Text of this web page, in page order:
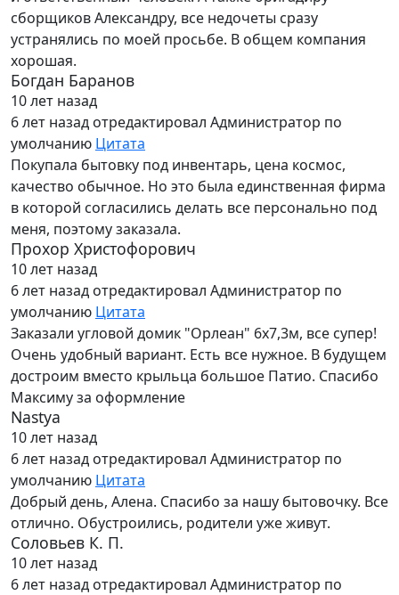
сборщиков Александру, все недочеты сразу
устранялись по моей просьбе. В общем компания
хорошая.
Богдан Баранов
10 лет назад
6 лет назад отредактировал Администратор по
умолчанию Цитата
Покупала бытовку под инвентарь, цена космос,
качество обычное. Но это была единственная фирма
в которой согласились делать все персонально под
меня, поэтому заказала.
Прохор Христофорович
10 лет назад
6 лет назад отредактировал Администратор по
умолчанию Цитата
Заказали угловой домик "Орлеан" 6х7,3м, все супер!
Очень удобный вариант. Есть все нужное. В будущем
достроим вместо крыльца большое Патио. Спасибо
Максиму за оформление
Nastya
10 лет назад
6 лет назад отредактировал Администратор по
умолчанию Цитата
Добрый день, Алена. Спасибо за нашу бытовочку. Все
отлично. Обустроились, родители уже живут.
Соловьев К. П.
10 лет назад
6 лет назад отредактировал Администратор по